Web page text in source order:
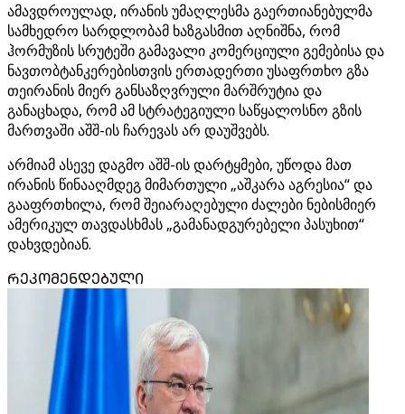
ამავდროულად, ირანის უმაღლესმა გაერთიანებულმა
სამხედრო სარდლობამ ხაზგასმით აღნიშნა, რომ
ჰორმუზის სრუტეში გამავალი კომერციული გემებისა და
ნავთობტანკერებისთვის ერთადერთი უსაფრთხო გზა
თეირანის მიერ განსაზღვრული მარშრუტია და
განაცხადა, რომ ამ სტრატეგიული საწყალოსნო გზის
მართვაში აშშ-ის ჩარევას არ დაუშვებს.
არმიამ ასევე დაგმო აშშ-ის დარტყმები, უწოდა მათ
ირანის წინააღმდეგ მიმართული „აშკარა აგრესია“ და
გააფრთხილა, რომ შეიარაღებული ძალები ნებისმიერ
ამერიკულ თავდასხმას „გამანადგურებელი პასუხით“
დახვდებიან.
ᲠᲔᲙᲝᲛᲔᲜᲓᲔᲑᲣᲚᲘ